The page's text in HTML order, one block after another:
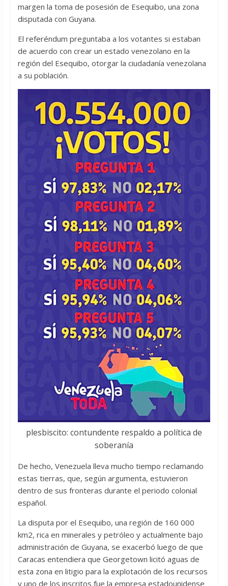
margen la toma de posesión de Esequibo, una zona
disputada con Guyana.
El referéndum preguntaba a los votantes si estaban
de acuerdo con crear un estado venezolano en la
región del Esequibo, otorgar la ciudadanía venezolana
a su población.
plesbiscito: contundente respaldo a política de
soberanía
De hecho, Venezuela lleva mucho tiempo reclamando
estas tierras, que, según argumenta, estuvieron
dentro de sus fronteras durante el periodo colonial
español.
La disputa por el Esequibo, una región de 160 000
km2, rica en minerales y petróleo y actualmente bajo
administración de Guyana, se exacerbó luego de que
Caracas entendiera que Georgetown licitó aguas de
esta zona en litigio para la explotación de los recursos
y uno de los inscritos fue la empresa estadounidense